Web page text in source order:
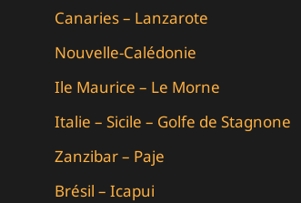
Canaries – Lanzarote
Nouvelle-Calédonie
Ile Maurice – Le Morne
Italie – Sicile – Golfe de Stagnone
Zanzibar – Paje
Brésil – Icapui